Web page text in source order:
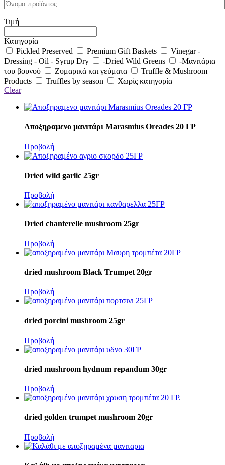
Τιμή
Κατηγορία
Pickled Preserved
Premium Gift Baskets
Vinegar -
Dressing - Oil - Syrup Dry -Dried Wild Greens
-Μανιτάρια
του βουνού
Ζυμαρικά και γεύματα
Truffle & Mushroom
Products
Truffles by season
Χωρίς κατηγορία
Clear
Αποξηραμενο μανιτάρι Marasmius Oreades 20 ΓΡ
Προβολή
Dried wild garlic 25gr
Προβολή
Dried chanterelle mushroom 25gr
Προβολή
dried mushroom Black Trumpet 20gr
Προβολή
dried porcini mushroom 25gr
Προβολή
dried mushroom hydnum repandum 30gr
Προβολή
dried golden trumpet mushroom 20gr
Προβολή